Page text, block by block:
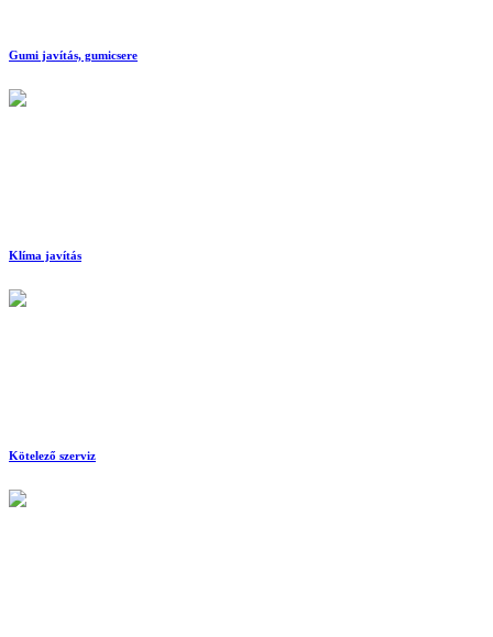
Gumi javítás, gumicsere
Klíma javítás
Kötelező szerviz